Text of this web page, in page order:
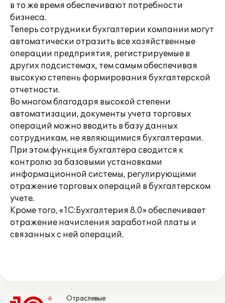
в то же время обеспечивают потребности
бизнеса.
Теперь сотрудники бухгалтерии компании могут
автоматически отразить все хозяйственные
операции предприятия, регистрируемые в
других подсистемах, тем самым обеспечивая
высокую степень формирования бухгалтерской
отчетности.
Во многом благодаря высокой степени
автоматизации, документы учета торговых
операций можно вводить в базу данных
сотрудникам, не являющимися бухгалтерами.
При этом функция бухгалтера сводится к
контролю за базовыми установками
информационной системы, регулирующими
отражение торговых операций в бухгалтерском
учете.
Кроме того, «1С:Бухгалтерия 8.0» обеспечивает
отражение начисления заработной платы и
связанных с ней операций.
Отраслевые